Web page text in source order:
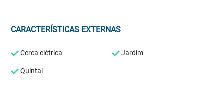
CARACTERÍSTICAS EXTERNAS
Cerca elétrica Jardim
Quintal